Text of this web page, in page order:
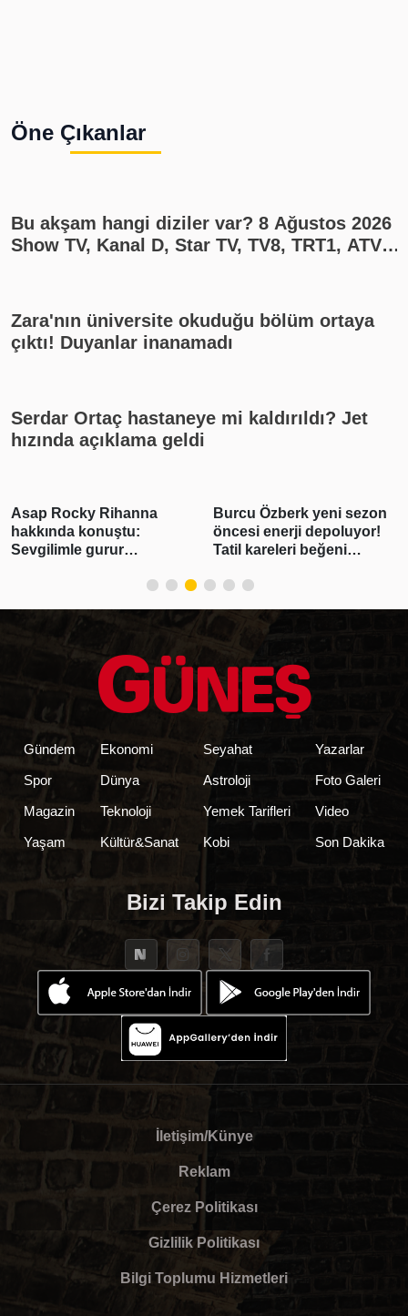
Öne Çıkanlar
Bu akşam hangi diziler var? 8 Ağustos 2026
Show TV, Kanal D, Star TV, TV8, TRT1, ATV
Zara'nın üniversite okuduğu bölüm ortaya
çıktı! Duyanlar inanamadı
Serdar Ortaç hastaneye mi kaldırıldı? Jet
hızında açıklama geldi
Asap Rocky Rihanna
hakkında konuştu:
Sevgilimle gurur
Burcu Özberk yeni sezon
öncesi enerji depoluyor!
Tatil kareleri beğeni
Gündem
Spor
Magazin
Yaşam
Ekonomi
Dünya
Teknoloji
Kültür&Sanat
Seyahat
Astroloji
Yemek Tarifleri
Kobi
Yazarlar
Foto Galeri
Video
Son Dakika
Bizi Takip Edin
İletişim/Künye
Reklam
Çerez Politikası
Gizlilik Politikası
Bilgi Toplumu Hizmetleri